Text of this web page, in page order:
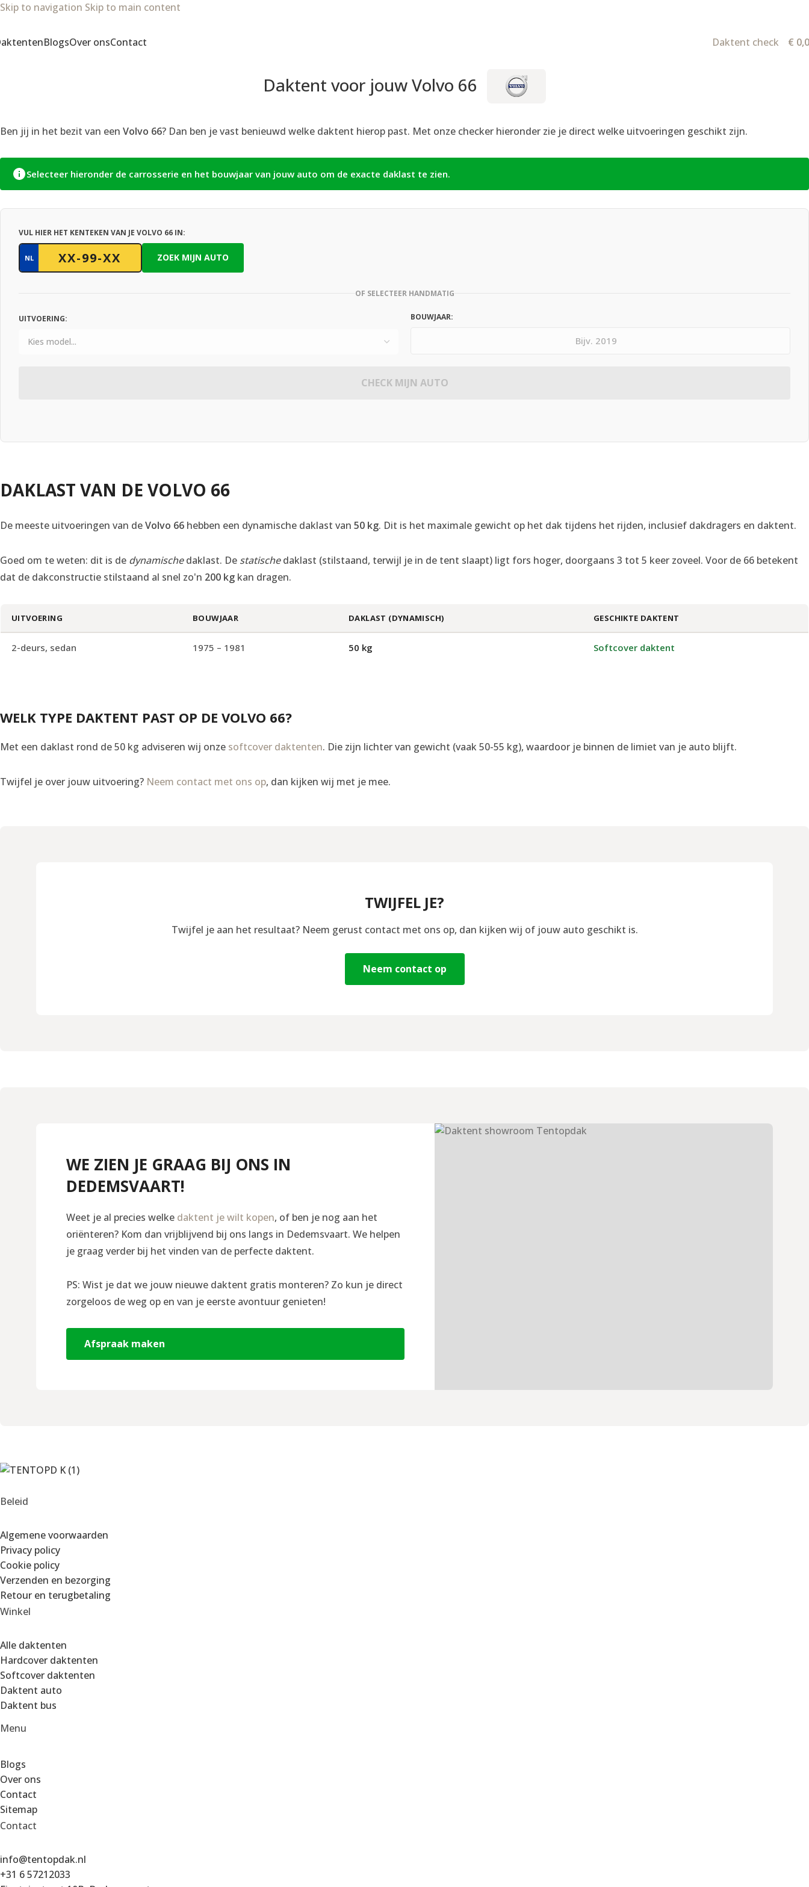
Skip to navigation Skip to main content
BlogsOver onsContact Daktent check €
Daktent voor jouw Volvo 66
Ben jij in het bezit van een Volvo 66? Dan ben je vast benieuwd welke daktent hierop past. Met onze checker hieronder zie je direct welke uitvoeringen geschikt zijn.
Selecteer hieronder de carrosserie en het bouwjaar van jouw auto om de exacte daklast te zien.
VUL HIER HET KENTEKEN VAN JE VOLVO 66 IN:
NL ZOEK MIJN AUTO
OF SELECTEER HANDMATIG
UITVOERING: BOUWJAAR:
CHECK MIJN AUTO
DAKLAST VAN DE VOLVO 66
De meeste uitvoeringen van deVolvo 66 hebben een dynamische daklast van 50 kg. Dit is het maximale gewicht op het dak tijdens het rijden, inclusief dakdragers en daktent.
Goed om te weten: dit is de dynamischedaklast. De statischedaklast (stilstaand, terwijl je in de tent slaapt) ligt fors hoger, doorgaans 3 tot 5 keer zoveel. Voor de 66 betekent
dat de dakconstructie stilstaand al snel zo'n 200 kg kan dragen.
UITVOERING BOUWJAAR DAKLAST (DYNAMISCH) GESCHIKTE DAKTENT
2-deurs, sedan 1975 – 1981 50 kg Softcover daktent
WELK TYPE DAKTENT PAST OP DE VOLVO 66?
Met een daklast rond de 50 kg adviseren wij onze softcover daktenten. Die zijn lichter van gewicht (vaak 50-55 kg), waardoor je binnen de limiet van je auto blijft.
Twijfel je over jouw uitvoering? Neem contact met ons op, dan kijken wij met je mee.
TWIJFEL JE?
Twijfel je aan het resultaat? Neem gerust contact met ons op, dan kijken wij of jouw auto geschikt is.
Neem contact op
WE ZIEN JE GRAAG BIJ ONS IN
DEDEMSVAART!
Weet je al precies welke daktent je wilt kopen, of ben je nog aan het
oriënteren? Kom dan vrijblijvend bij ons langs in Dedemsvaart. We helpen
je graag verder bij het vinden van de perfecte daktent.
PS: Wist je dat we jouw nieuwe daktent gratis monteren? Zo kun je direct
zorgeloos de weg op en van je eerste avontuur genieten!
Afspraak maken
Beleid
Algemene voorwaarden
Privacy policy
Cookie policy
Verzenden en bezorging
Retour en terugbetaling
Winkel
Alle daktenten
Hardcover daktenten
Softcover daktenten
Daktent auto
Daktent bus
Menu
Blogs
Over ons
Contact
Sitemap
Contact
info@tentopdak.nl
+31 6 57212033